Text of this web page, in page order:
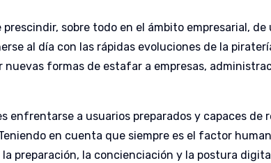
sobre todo en el ámbito empresarial,
al día con las rápidas evoluciones de la
formas de estafar a empresas,
enfrentarse a usuarios preparados y capaces de
en cuenta que siempre es el factor
la preparación, la concienciación y la postura